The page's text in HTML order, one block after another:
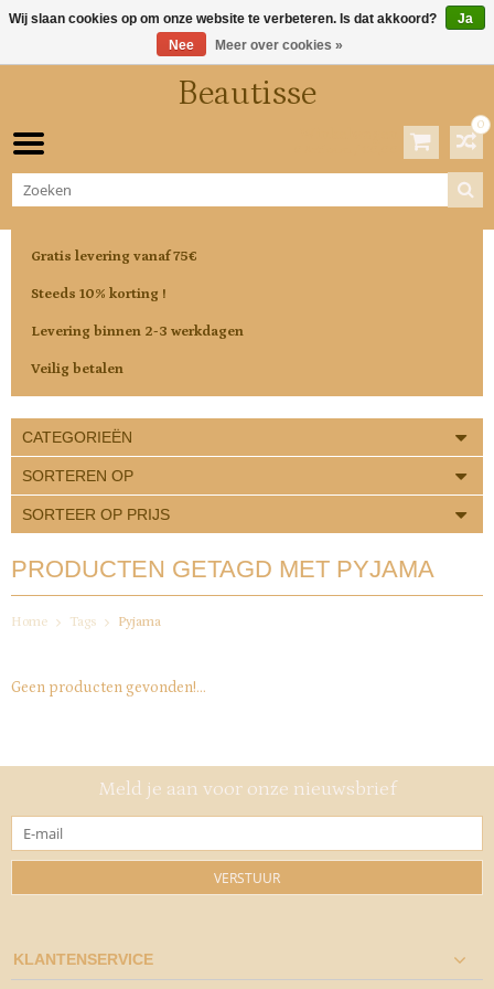
Beautisse
0
Gratis levering vanaf 75€
Steeds 10% korting !
Levering binnen 2-3 werkdagen
Veilig betalen
CATEGORIEËN
SORTEREN OP
SORTEER OP PRIJS
PRODUCTEN GETAGD MET PYJAMA
Home Tags Pyjama
Geen producten gevonden!...
Meld je aan voor onze nieuwsbrief
VERSTUUR
KLANTENSERVICE
Wij slaan cookies op om onze website te verbeteren. Is dat akkoord?
Ja
Nee
Meer over cookies »